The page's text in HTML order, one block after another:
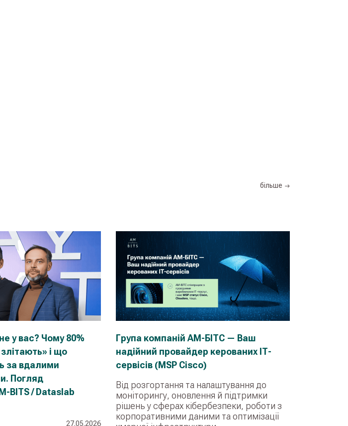
більше
у вас? Чому 80%
і що
за вдалими
Погляд
BITS / Dataslab
27.05.2026
Група компаній АМ-БІТС — Ваш
надійний провайдер керованих ІТ-
сервісів (MSP Cisco)
Від розгортання та налаштування до
моніторингу, оновлення й підтримки
рішень у сферах кібербезпеки, роботи з
корпоративними даними та оптимізації